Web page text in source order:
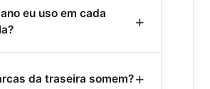
eu uso em cada
+
da traseira somem?+